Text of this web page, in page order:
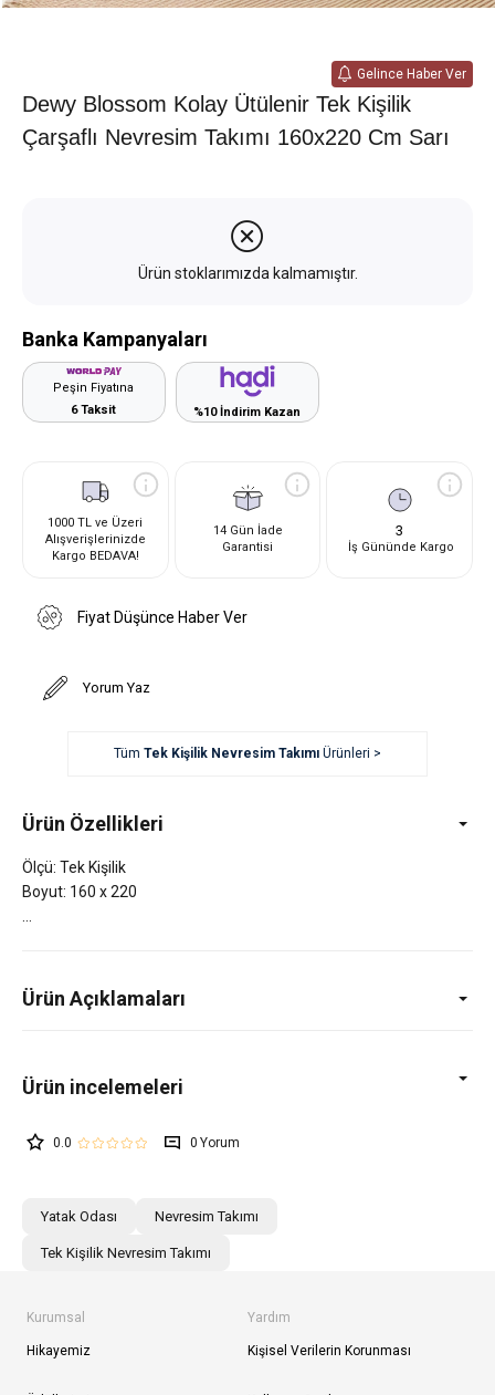
Gelince Haber Ver
Dewy Blossom Kolay Ütülenir Tek Kişilik
Çarşaflı Nevresim Takımı 160x220 Cm Sarı
Ürün stoklarımızda kalmamıştır.
Banka Kampanyaları
Peşin Fiyatına
6 Taksit
%10 İndirim Kazan
1000 TL ve Üzeri
Alışverişlerinizde
Kargo BEDAVA!
14 Gün İade
Garantisi
3
İş Gününde Kargo
Fiyat Düşünce Haber Ver
Yorum Yaz
Tüm Tek Kişilik Nevresim TakımıÜrünleri >
Ürün Özellikleri
Ölçü: Tek Kişilik
Boyut: 160 x 220
Ürün Açıklamaları
0.0 0
Yatak Odası Nevresim Takımı
Tek Kişilik Nevresim Takımı
Kurumsal
Hikayemiz
Yardım
Kişisel Verilerin Korunması